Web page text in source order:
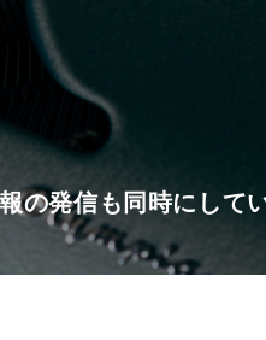
の発信も同時にして